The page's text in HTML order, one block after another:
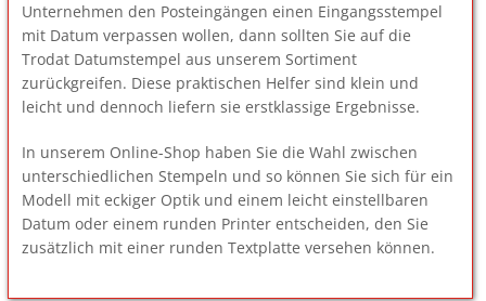
Unternehmen den Posteingängen einen Eingangsstempel
mit Datum verpassen wollen, dann sollten Sie auf die
Trodat Datumstempel aus unserem Sortiment
zurückgreifen. Diese praktischen Helfer sind klein und
leicht und dennoch liefern sie erstklassige Ergebnisse.
In unserem Online-Shop haben Sie die Wahl zwischen
unterschiedlichen Stempeln und so können Sie sich für ein
Modell mit eckiger Optik und einem leicht einstellbaren
Datum oder einem runden Printer entscheiden, den Sie
zusätzlich mit einer runden Textplatte versehen können.